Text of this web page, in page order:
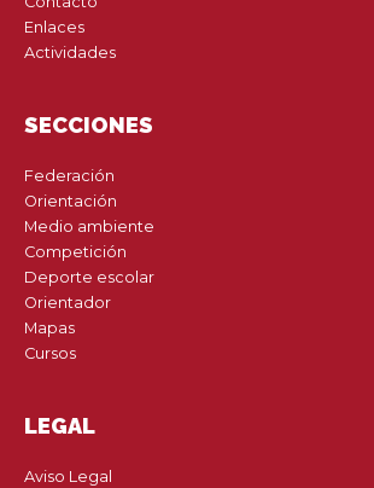
Enlaces
Actividades
SECCIONES
Federación
Orientación
Medio ambiente
Competición
Deporte escolar
Orientador
Mapas
Cursos
LEGAL
Aviso Legal